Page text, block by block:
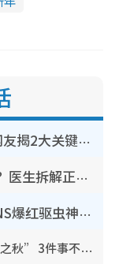
装修拆铁闸随时变贼人目标？网友揭2大关键用途：装新款等于白装？附新旧铁闸分别
网传公立医院改用内地/副厂药？医生拆解正副厂分别，揭4类人换药随时出事
怕虫人士夏季救星！日本3COINS爆红驱虫神器$45起 1招“全程免触碰”轻松搞定小强
立秋2026｜8月7日立秋进入“多事之秋” 3件事不可做！专家教6招开运 清杂物／钱包纳气接好运